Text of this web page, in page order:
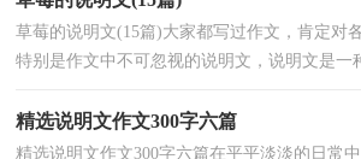
草莓的说明文(15篇)大家都写过作文，肯定对
特别是作文中不可忽视的说明文，说明文是一
精选说明文作文300字六篇
精选说明文作文300字六篇在平平淡淡的日常